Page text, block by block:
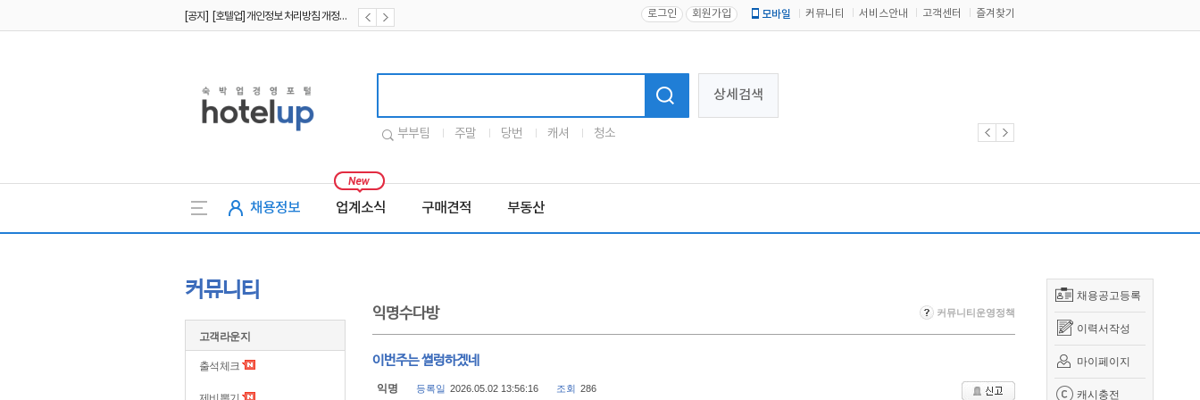
[공지] [호텔업] 개인정보 처리방침 개정본1 (19.09.02) 로그인 회원가입 모바일 커뮤니티 서비스안내 고객센터 즐겨찾기
상세검색
부부팀 주말 당번 캐셔 청소
채용정보 업계소식 구매견적 부동산
채용공고등록
이력서작성
마이페이지
캐시충전
커뮤니티
고객라운지
출석체크
익명수다방 커뮤니티운영정책
이번주는 썰렁하겠네
익명 등록일 2026.05.02 13:56:16 조회 286